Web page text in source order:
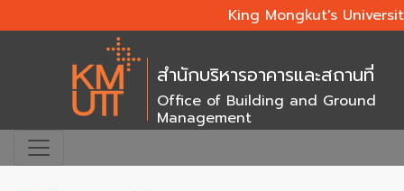
King Mongkut's
สำนักบริหารอาคารและสถานที่
Office of Building and Ground
Management